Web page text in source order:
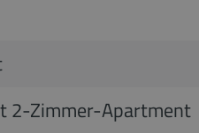
2-Zimmer-Apartment